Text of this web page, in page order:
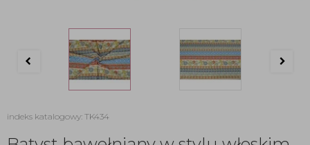
indeks katalogowy: TK434